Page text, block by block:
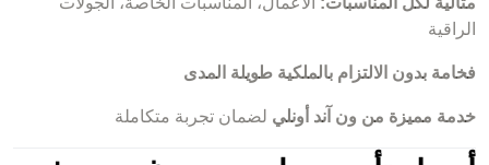
الراقية
فخامة بدون الالتزام بالملكية طويلة المدى
خدمة مميزة من ون آند أونلي لضمان تجربة متكاملة